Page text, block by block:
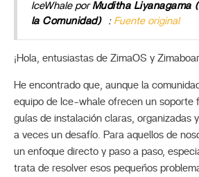
IceWhale por Muditha Liyanagama
la Comunidad)
: Fuente original
¡Hola, entusiastas de ZimaOS y
He encontrado que, aunque la
equipo de Ice-whale ofrecen un soporte
guías de instalación claras, organizadas
a veces un desafío. Para aquellos de
un enfoque directo y paso a paso,
trata de resolver esos pequeños